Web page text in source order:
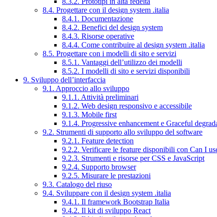
8.4. Progettare con il design system .italia
8.4.1. Documentazione
8.4.2. Benefici del design system
8.4.3. Risorse operative
8.4.4. Come contribuire al design system .italia
8.5. Progettare con i modelli di sito e servizi
8.5.1. Vantaggi dell’utilizzo dei modelli
8.5.2. I modelli di sito e servizi disponibili
9. Sviluppo dell’interfaccia
9.1. Approccio allo sviluppo
9.1.1. Attività preliminari
9.1.2. Web design responsivo e accessibile
9.1.3. Mobile first
9.1.4. Progressive enhancement e Graceful
9.2. Strumenti di supporto allo sviluppo del software
9.2.1. Feature detection
9.2.2. Verificare le feature disponibili con Can I
9.2.3. Strumenti e risorse per CSS e JavaScript
9.2.4. Supporto browser
9.2.5. Misurare le prestazioni
9.3. Catalogo del riuso
9.4. Sviluppare con il design system .italia
9.4.1. Il framework Bootstrap Italia
9.4.2. Il kit di sviluppo React